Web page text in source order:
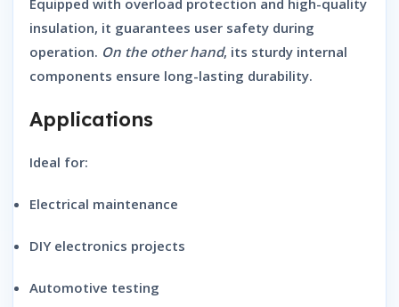
insulation, it guarantees user safety during
operation. On the other hand, its sturdy internal
components ensure long-lasting durability.
Applications
Ideal for:
Electrical maintenance
DIY electronics projects
Automotive testing